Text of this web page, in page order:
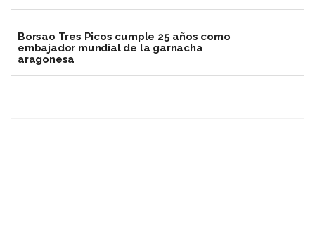
Borsao Tres Picos cumple 25 años como
embajador mundial de la garnacha
aragonesa